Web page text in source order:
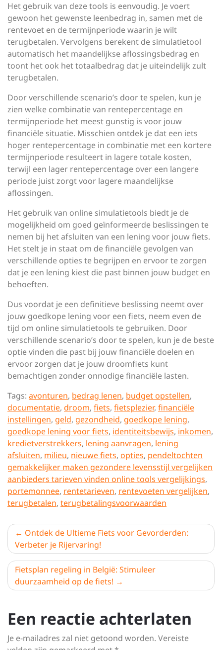
Het gebruik van deze tools is eenvoudig. Je voert
gewoon het gewenste leenbedrag in, samen met de
rentevoet en de termijnperiode waarin je wilt
terugbetalen. Vervolgens berekent de simulatietool
automatisch het maandelijkse aflossingsbedrag en
toont het ook het totaalbedrag dat je uiteindelijk zult
terugbetalen.
Door verschillende scenario’s door te spelen, kun je
zien welke combinatie van rentepercentage en
termijnperiode het meest gunstig is voor jouw
financiële situatie. Misschien ontdek je dat een iets
hoger rentepercentage in combinatie met een kortere
termijnperiode resulteert in lagere totale kosten,
terwijl een lager rentepercentage over een langere
periode juist zorgt voor lagere maandelijkse
aflossingen.
Het gebruik van online simulatietools biedt je de
mogelijkheid om goed geïnformeerde beslissingen te
nemen bij het afsluiten van een lening voor jouw fiets.
Het stelt je in staat om de financiële gevolgen van
verschillende opties te begrijpen en ervoor te zorgen
dat je een lening kiest die past binnen jouw budget en
behoeften.
Dus voordat je een definitieve beslissing neemt over
jouw goedkope lening voor een fiets, neem even de
tijd om online simulatietools te gebruiken. Door
verschillende scenario’s door te spelen, kun je de beste
optie vinden die past bij jouw financiële doelen en
ervoor zorgen dat je jouw droomfiets kunt
bemachtigen zonder onnodige financiële lasten.
Tags: avonturen, bedrag lenen, budget opstellen,
documentatie, droom, fiets, fietsplezier, financiële
instellingen, geld, gezondheid, goedkope lening,
goedkope lening voor fiets, identiteitsbewijs, inkomen,
kredietverstrekkers, lening aanvragen, lening
afsluiten, milieu, nieuwe fiets, opties, pendeltochten
gemakkelijker maken gezondere levensstijl vergelijken
aanbieders tarieven vinden online tools vergelijkings,
portemonnee, rentetarieven, rentevoeten vergelijken,
terugbetalen, terugbetalingsvoorwaarden
Berichtnavigatie
Ontdek de Ultieme Fiets voor Gevorderden:
Verbeter je Rijervaring!
Fietsplan regeling in België: Stimuleer
duurzaamheid op de fiets!
Een reactie achterlaten
Je e-mailadres zal niet getoond worden. Vereiste